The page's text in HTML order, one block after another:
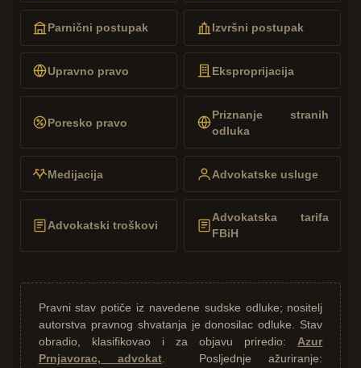
Parnični postupak Izvršni postupak
Upravno pravo Eksproprijacija
Poresko pravo
Priznanje stranih
odluka
Medijacija Advokatske usluge
Advokatski troškovi
Advokatska tarifa
FBiH
Pravni stav potiče iz navedene sudske odluke; nositelj
autorstva pravnog shvatanja je donosilac odluke. Stav
obradio, klasifikovao i za objavu priredio: Azur
Prnjavorac, advokat. Posljednje ažuriranje: